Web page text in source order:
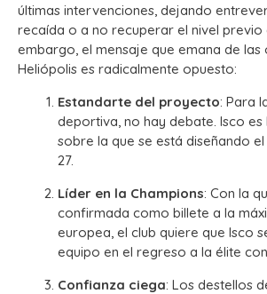
últimas intervenciones, dejando
recaída o a no recuperar el nivel previo
embargo, el mensaje que emana de las
Heliópolis es radicalmente opuesto:
Estandarte del proyecto: Para
deportiva, no hay debate. Isco
sobre la que se está diseñando
27.
Líder en la Champions: Con la
confirmada como billete a la
europea, el club quiere que Isco
equipo en el regreso a la élite
Confianza ciega: Los destellos